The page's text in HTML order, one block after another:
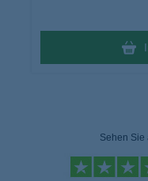
Sehen Sie